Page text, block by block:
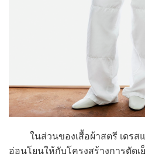
ในส่วนของเสื้อผ้าสตรี เดรสแ
อ่อนโยนให้กับโครงสร้างการตัด